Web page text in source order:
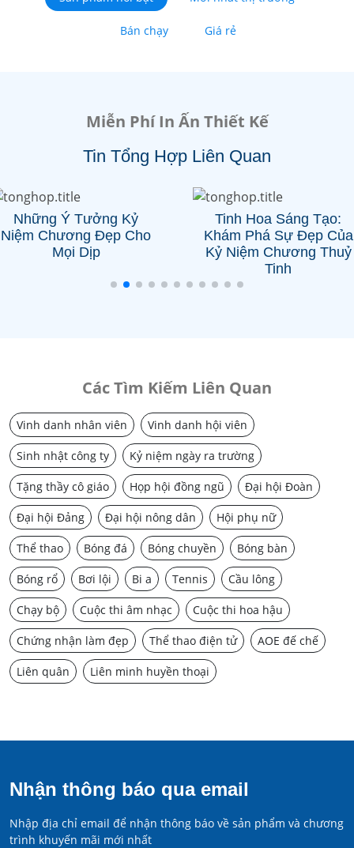
Bán chạy Giá rẻ
Miễn Phí In Ấn Thiết Kế
Tin Tổng Hợp Liên Quan
Những Ý Tưởng Kỷ
Niệm Chương Đẹp Cho
Mọi Dịp
Tinh Hoa Sáng Tạo:
Khám Phá Sự Đẹp Của
Kỷ Niệm Chương Thuỷ
Tinh
Các Tìm Kiếm Liên Quan
Vinh danh nhân viên Vinh danh hội viên
Sinh nhật công ty Kỷ niệm ngày ra trường
Tặng thầy cô giáo Họp hội đồng ngũ Đại hội Đoàn
Đại hội Đảng Đại hội nông dân Hội phụ nữ
Thể thao Bóng đá Bóng chuyền Bóng bàn
Bóng rổ Bơi lội Bi a Tennis Cầu lông
Chạy bộ Cuộc thi âm nhạc Cuộc thi hoa hậu
Chứng nhận làm đẹp Thể thao điện tử AOE đế chế
Liên quân Liên minh huyền thoại
Nhận thông báo qua email
Nhập địa chỉ email để nhận thông báo về sản phẩm và chương
trình khuyến mãi mới nhất